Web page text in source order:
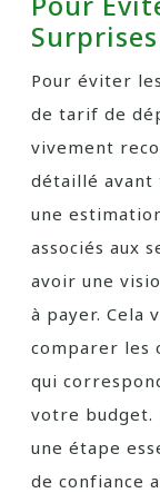
Pour éviter
de tarif de
vivement
détaillé
une
associés aux
avoir une
à payer. Cela
comparer les
qui
votre budget.
une étape
de confiance